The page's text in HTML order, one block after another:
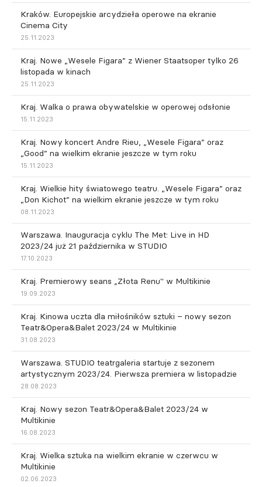
Kraków. Europejskie arcydzieła operowe na ekranie
Cinema City
25.11.2023
Kraj. Nowe „Wesele Figara” z Wiener Staatsoper tylko 26
listopada w kinach
25.11.2023
Kraj. Walka o prawa obywatelskie w operowej odsłonie
15.11.2023
Kraj. Nowy koncert Andre Rieu, „Wesele Figara” oraz
„Good” na wielkim ekranie jeszcze w tym roku
15.11.2023
Kraj. Wielkie hity światowego teatru. „Wesele Figara” oraz
„Don Kichot” na wielkim ekranie jeszcze w tym roku
08.11.2023
Warszawa. Inauguracja cyklu The Met: Live in HD
2023/24 już 21 października w STUDIO
17.10.2023
Kraj. Premierowy seans „Złota Renu" w Multikinie
19.09.2023
Kraj. Kinowa uczta dla miłośników sztuki – nowy sezon
Teatr&Opera&Balet 2023/24 w Multikinie
31.08.2023
Warszawa. STUDIO teatrgaleria startuje z sezonem
artystycznym 2023/24. Pierwsza premiera w listopadzie
28.08.2023
Kraj. Nowy sezon Teatr&Opera&Balet 2023/24 w
Multikinie
16.08.2023
Kraj. Wielka sztuka na wielkim ekranie w czerwcu w
Multikinie
02.06.2023